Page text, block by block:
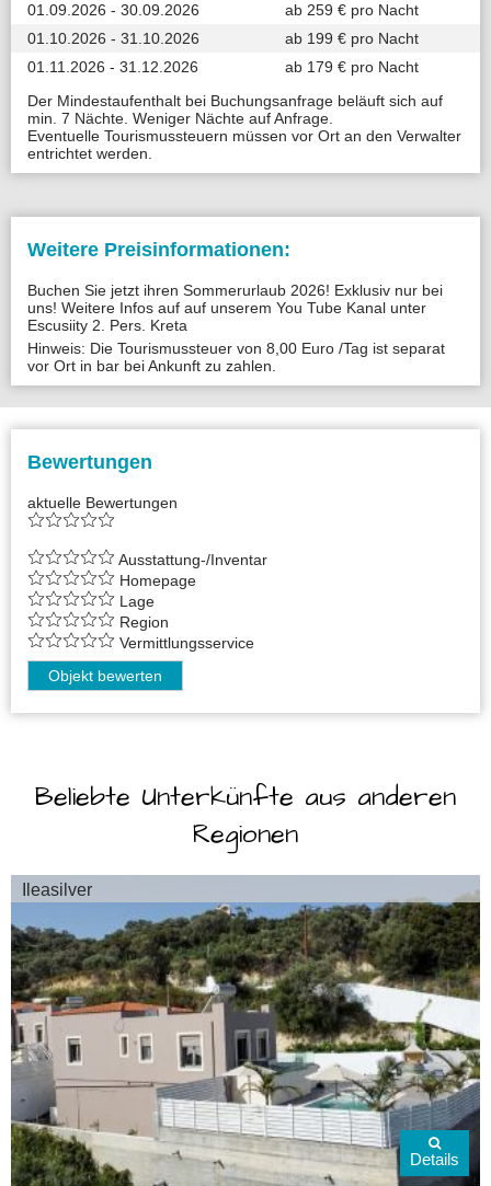
01.09.2026 - 30.09.2026
ab 259 € pro Nacht
01.10.2026 - 31.10.2026
ab 199 € pro Nacht
01.11.2026 - 31.12.2026
ab 179 € pro Nacht
Der Mindestaufenthalt bei Buchungsanfrage beläuft sich auf
min. 7 Nächte. Weniger Nächte auf Anfrage.
Eventuelle Tourismussteuern müssen vor Ort an den Verwalter
entrichtet werden.
Weitere Preisinformationen:
Buchen Sie jetzt ihren Sommerurlaub 2026! Exklusiv nur bei
uns! Weitere Infos auf auf unserem You Tube Kanal unter
Escusiity 2. Pers. Kreta
Hinweis: Die Tourismussteuer von 8,00 Euro /Tag ist separat
vor Ort in bar bei Ankunft zu zahlen.
Bewertungen
aktuelle Bewertungen
Ausstattung-/Inventar
Homepage
Lage
Region
Vermittlungsservice
Objekt bewerten
Beliebte Unterkünfte aus anderen
Regionen
Ileasilver
Details